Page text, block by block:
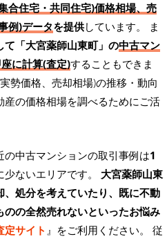
合住宅・共同住宅)価格相場、売
例)データを提供しています。 ま
「大宮薬師山東町」の中古マン
に計算(査定)することもできま
勢価格、売却相場)の推移・動向
の価格相場を調べるためにご活
中古マンションの取引事例は1
ないエリアです。 大宮薬師山東
処分を考えていたり、既に不動
の全然売れないといったお悩み
定サイト 』をご利用ください。 従